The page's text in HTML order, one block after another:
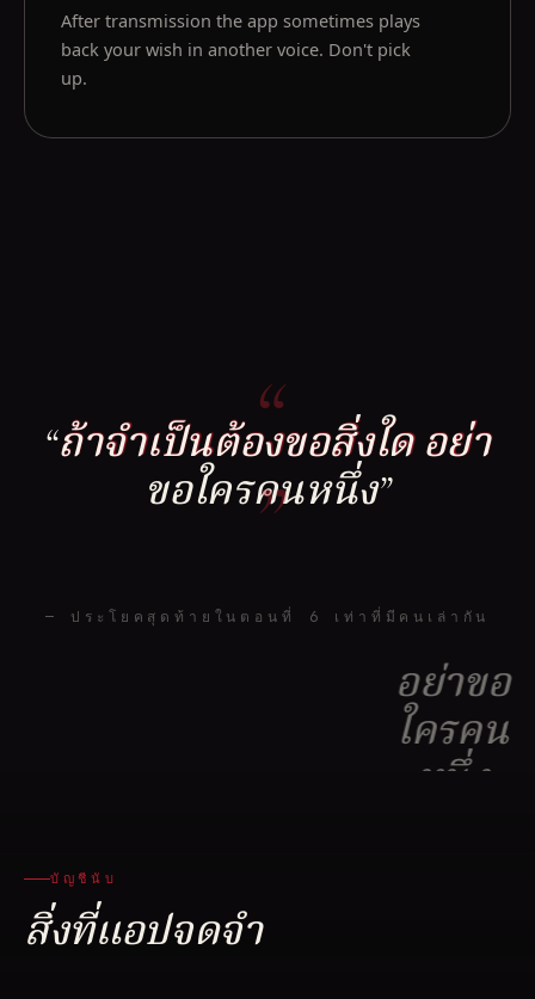
After transmission the app sometimes plays
back your wish in another voice. Don't pick
up.
“
“ถ้าจำเป็นต้องขอสิ่งใด อย่า
ขอใครคนหนึ่ง”
”
— ประโยคสุดท้ายในตอนที่ 6 เท่าที่มีคนเล่ากัน
บัญชีนับ
สิ่งที่แอปจดจำ